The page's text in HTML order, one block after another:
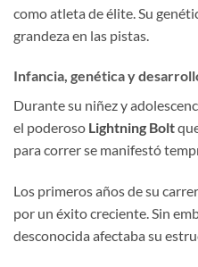
como atleta de élite. Su
grandeza en las pistas.
Infancia, genética y
Durante su niñez y
el poderoso Lightning Bolt
para correr se manifestó
Los primeros años de su
por un éxito creciente. Sin
desconocida afectaba su